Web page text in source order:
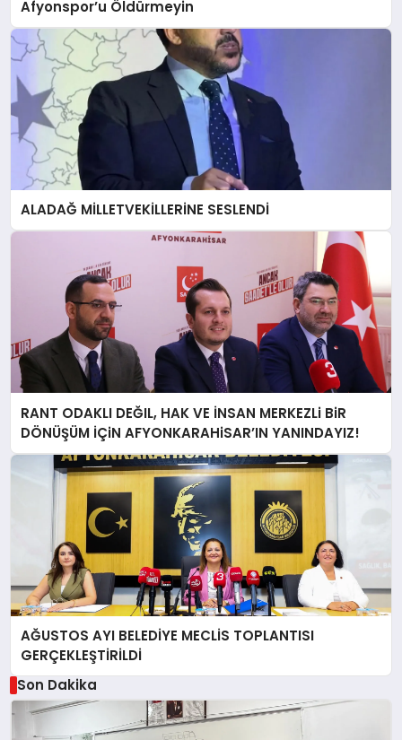
Afyonspor’u Öldürmeyin
ALADAĞ MİLLETVEKİLLERİNE SESLENDİ
RANT ODAKLI DEĞIL, HAK VE İNSAN MERKEZLi BiR
DÖNÜŞÜM İÇiN AFYONKARAHiSAR’IN YANINDAYIZ!
AĞUSTOS AYI BELEDİYE MECLİS TOPLANTISI
GERÇEKLEŞTİRİLDİ
Son Dakika